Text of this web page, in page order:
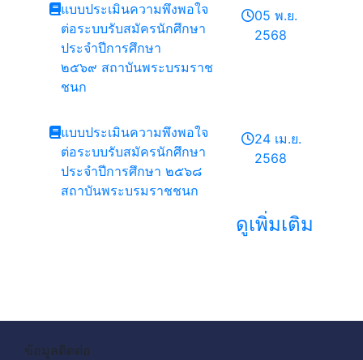
แบบประเมินความพึงพอใจ
ต่อระบบรับสมัครนักศึกษา
ประจำปีการศึกษา
๒๕๖๙ สถาบันพระบรมราช
ชนก
05 พ.ย.
2568
แบบประเมินความพึงพอใจ
ต่อระบบรับสมัครนักศึกษา
ประจำปีการศึกษา ๒๕๖๘
สถาบันพระบรมราชชนก
24 เม.ย.
2568
ดูเพิ่มเติม
ข้อมูลติดต่อ